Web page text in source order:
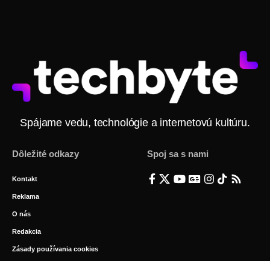
Spájame vedu, technológie a internetovú kultúru.
Dôležité odkazy
Kontakt
Reklama
O nás
Redakcia
Zásady používania cookies
Spoj sa s nami